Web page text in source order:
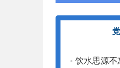
饮水思源